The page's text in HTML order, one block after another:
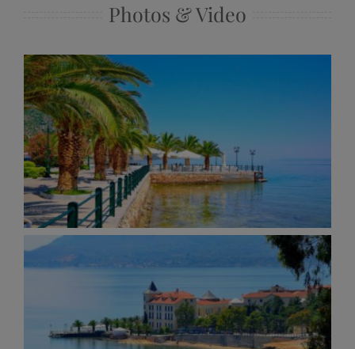
Photos & Video